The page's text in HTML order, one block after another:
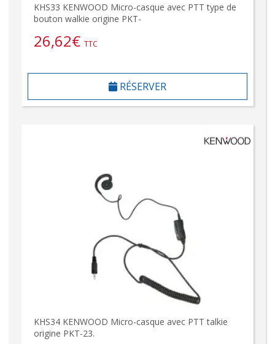
KHS33 KENWOOD Micro-casque avec PTT type de
bouton walkie origine PKT-
26,62€ TTC
RÉSERVER
KHS34 KENWOOD Micro-casque avec PTT talkie
origine PKT-23.